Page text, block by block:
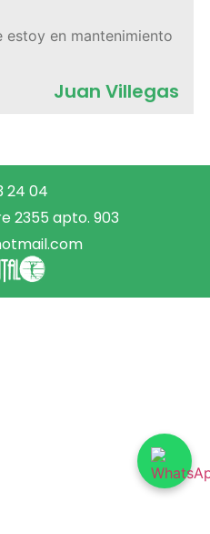
estoy en mantenimiento
Juan Villegas
24 04
2355 apto. 903